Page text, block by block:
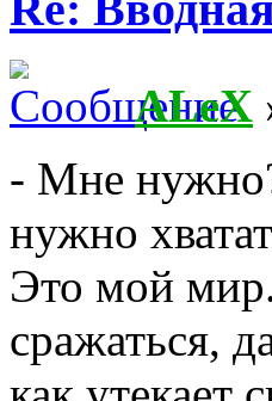
ALeX
- Мне
нужно
Это мой
сражаться,